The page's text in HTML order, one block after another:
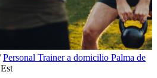
Personal Trainer a domicilio Palma de